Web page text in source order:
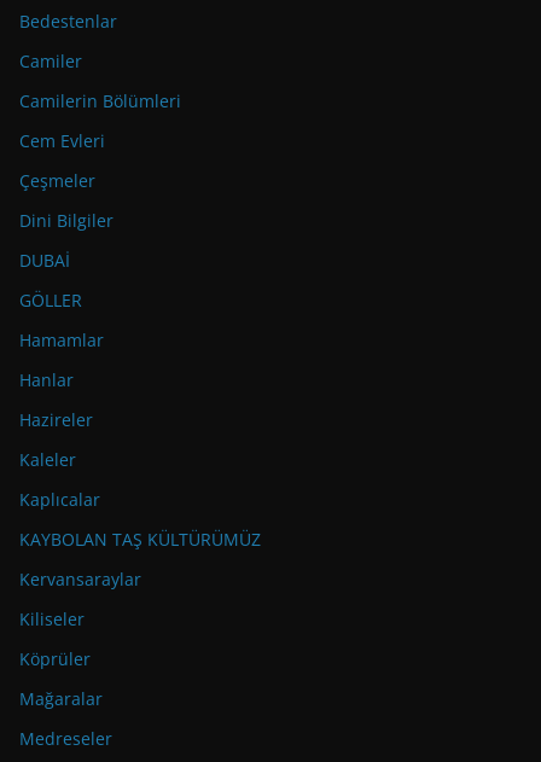
Bedestenlar
Camiler
Camilerin Bölümleri
Cem Evleri
Çeşmeler
Dini Bilgiler
DUBAİ
GÖLLER
Hamamlar
Hanlar
Hazireler
Kaleler
Kaplıcalar
KAYBOLAN TAŞ KÜLTÜRÜMÜZ
Kervansaraylar
Kiliseler
Köprüler
Mağaralar
Medreseler